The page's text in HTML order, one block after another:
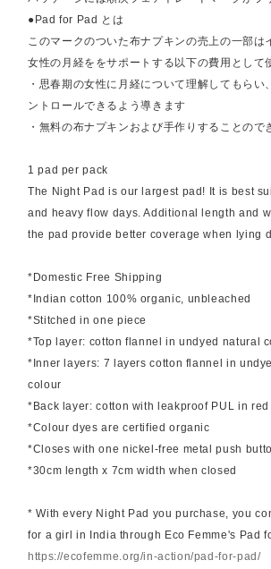
●Pad for Pad とは
このマークのついた布ナプキンの売上の一部は
女性の月経ををサポートする以下の費用として
・思春期の女性に月経について理解してもらい
ントロールできるよう導きます
・無料の布ナプキンおよび手作りすることので
1 pad per pack
The Night Pad is our largest pad! It is best
and heavy flow days. Additional length and
the pad provide better coverage when lying
*Domestic Free Shipping
*Indian cotton 100% organic, unbleached
*Stitched in one piece
*Top layer: cotton flannel in undyed natural
*Inner layers: 7 layers cotton flannel in
colour
*Back layer: cotton with leakproof PUL in
*Colour dyes are certified organic
*Closes with one nickel-free metal push
*30cm length x 7cm width when closed
* With every Night Pad you purchase, you
for a girl in India through Eco Femme's Pad
https://ecofemme.org/in-action/pad-for-pad/